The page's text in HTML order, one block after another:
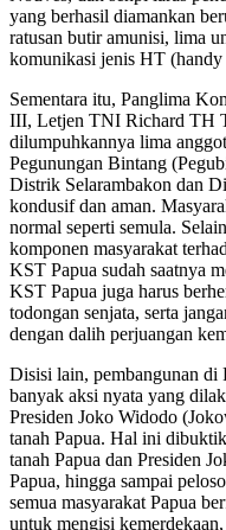
yang berhasil diamankan
ratusan butir amunisi, lima
komunikasi jenis HT
Sementara itu, Panglima
III, Letjen TNI Richard TH
dilumpuhkannya lima
Pegunungan Bintang
Distrik Selarambakon dan
kondusif dan aman.
normal seperti semula.
komponen masyarakat
KST Papua sudah saatnya
KST Papua juga harus
todongan senjata, serta
dengan dalih perjuangan
Disisi lain, pembangunan di
banyak aksi nyata yang
Presiden Joko Widodo
tanah Papua. Hal ini
tanah Papua dan Presiden
Papua, hingga sampai
semua masyarakat Papua
untuk mengisi